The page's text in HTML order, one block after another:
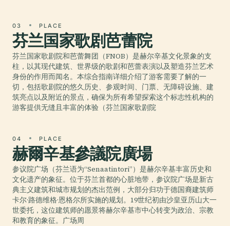
03 PLACE
芬兰国家歌剧芭蕾院
芬兰国家歌剧院和芭蕾舞团（FNOB）是赫尔辛基文化景象的支
柱，以其现代建筑、世界级的歌剧和芭蕾表演以及塑造芬兰艺术
身份的作用而闻名。本综合指南详细介绍了游客需要了解的一
切，包括歌剧院的悠久历史、参观时间、门票、无障碍设施、建
筑亮点以及附近的景点，确保为所有希望探索这个标志性机构的
游客提供无缝且丰富的体验（芬兰国家歌剧院
04 PLACE
赫爾辛基參議院廣場
参议院广场（芬兰语为“Senaatintori”）是赫尔辛基丰富历史和
文化遗产的象征。位于芬兰首都的心脏地带，参议院广场是新古
典主义建筑和城市规划的杰出范例，大部分归功于德国裔建筑师
卡尔·路德维格·恩格尔所实施的规划。19世纪初由沙皇亚历山大一
世委托，这位建筑师的愿景将赫尔辛基市中心转变为政治、宗教
和教育的象征。广场周